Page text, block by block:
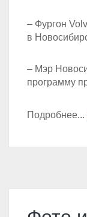
– Фургон
в
– Мэр
программу
Подробнее...